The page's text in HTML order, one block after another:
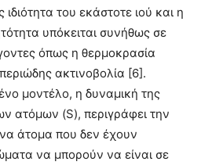
ιδιότητα του εκάστοτε ιού και η
υπόκειται συνήθως σε
όπως η θερμοκρασία
ακτινοβολία [6].
μοντέλο, η δυναμική της
ατόμων (S), περιγράφει την
άτομα που δεν έχουν
να μπορούν να είναι σε